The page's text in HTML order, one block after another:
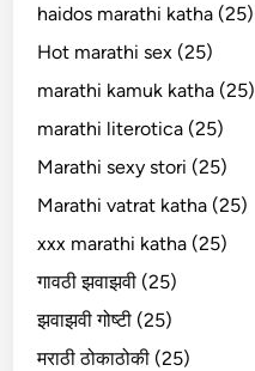
haidos marathi katha (25)
Hot marathi sex (25)
marathi kamuk katha (25)
marathi literotica (25)
Marathi sexy stori (25)
Marathi vatrat katha (25)
xxx marathi katha (25)
गावठी झवाझवी (25)
झवाझवी गोष्टी (25)
मराठी ठोकाठोकी (25)